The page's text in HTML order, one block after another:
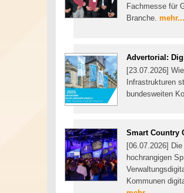
Fachmesse für
Branche. mehr...
Advertorial:
[23.07.2026]
Infrastrukturen
bundesweiten
Smart Country
[06.07.2026]
hochrangigen
Kommunen